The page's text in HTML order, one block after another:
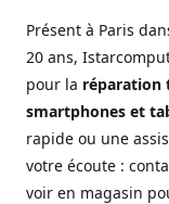
Présent à Paris
20 ans,
pour la réparation
smartphones et
rapide ou une
votre écoute :
voir en magasin